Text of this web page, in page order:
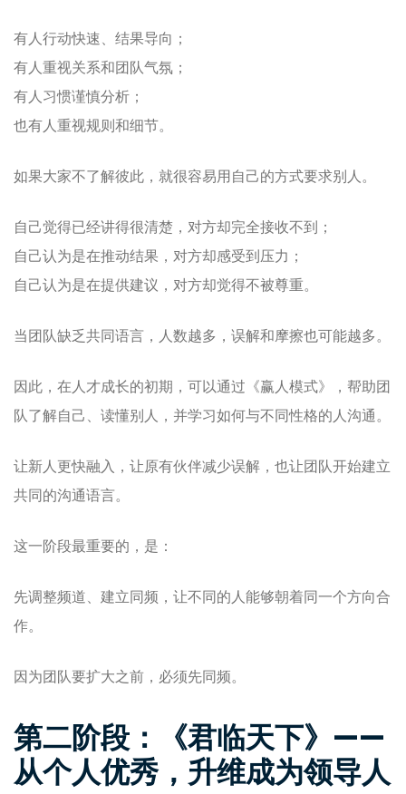
有人行动快速、结果导向；
有人重视关系和团队气氛；
有人习惯谨慎分析；
也有人重视规则和细节。
如果大家不了解彼此，就很容易用自己的方式要求别人。
自己觉得已经讲得很清楚，对方却完全接收不到；
自己认为是在推动结果，对方却感受到压力；
自己认为是在提供建议，对方却觉得不被尊重。
当团队缺乏共同语言，人数越多，误解和摩擦也可能越多。
因此，在人才成长的初期，可以通过《赢人模式》，帮助团
队了解自己、读懂别人，并学习如何与不同性格的人沟通。
让新人更快融入，让原有伙伴减少误解，也让团队开始建立
共同的沟通语言。
这一阶段最重要的，是：
先调整频道、建立同频，让不同的人能够朝着同一个方向合
作。
因为团队要扩大之前，必须先同频。
第二阶段：《君临天下》——
从个人优秀，升维成为领导人